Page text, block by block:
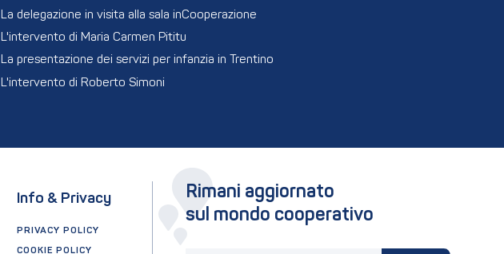
La delegazione in visita alla sala inCooperazione
L'intervento di Maria Carmen Pititu
La presentazione dei servizi per infanzia in Trentino
L'intervento di Roberto Simoni
Info & Privacy
PRIVACY POLICY
COOKIE POLICY
Rimani aggiornato
sul mondo cooperativo